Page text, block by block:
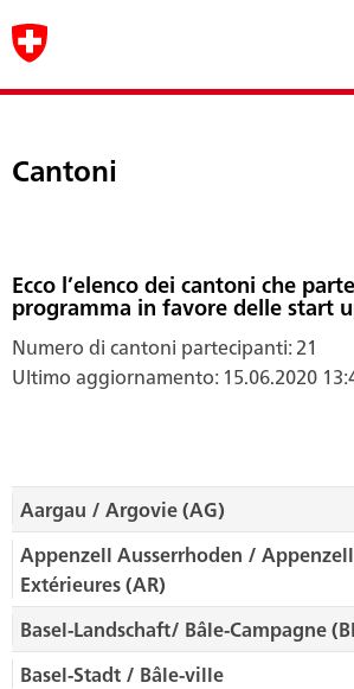
Cantoni
Ecco l’elenco dei cantoni che
programma in favore delle start
Numero di cantoni partecipanti: 21
Ultimo aggiornamento: 15.06.2020
Aargau / Argovie (AG)
Appenzell Ausserrhoden /
Extérieures (AR)
Basel-Landschaft/ Bâle-Campagne
Basel-Stadt / Bâle-ville